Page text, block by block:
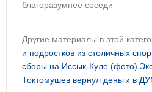
благоразумнее соседи
Другие материалы в этой
и подростков из столичных
сборы на Иссык-Куле (фото)
Токтомушев вернул деньги в